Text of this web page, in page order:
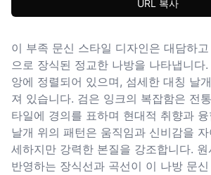
URL 복사
이 부족 문신 스타일 디자인은 대담하
으로 장식된 정교한 나방을 나타냅니다
앙에 정렬되어 있으며, 섬세한 대칭 날
져 있습니다. 검은 잉크의 복잡함은 전
타일에 경의를 표하며 현대적 취향과
날개 위의 패턴은 움직임과 신비감을
세하지만 강력한 본질을 강조합니다.
반영하는 장식선과 곡선이 이 나방 문